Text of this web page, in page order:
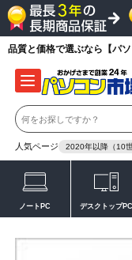
品質と価格で選ぶなら【パ
人気ページ 2020年以降（10世
ノートPC デスクトップPC